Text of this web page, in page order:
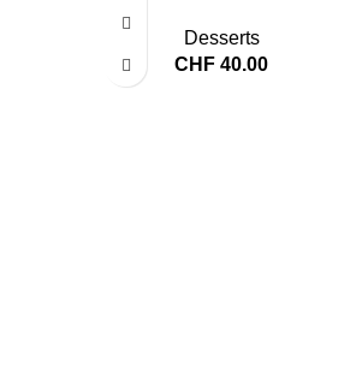
Desserts
CHF 40.00